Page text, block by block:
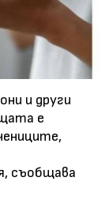
и други
е
съобщава